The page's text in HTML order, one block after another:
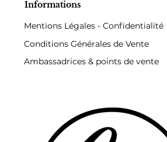
Informations
Mentions Légales - Confidentialité
Conditions Générales de Vente
Ambassadrices & points de vente